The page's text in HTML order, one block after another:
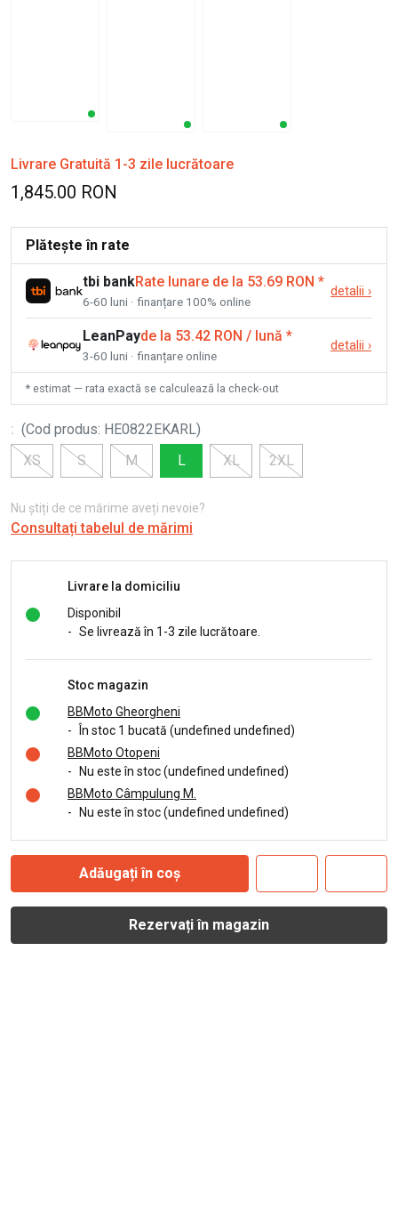
Livrare Gratuită 1-3 zile lucrătoare
1,845.00 RON
Plătește în rate
tbi bankRate lunare de la 53.69 RON *
6-60 luni · finanțare 100% online
detalii ›
LeanPayde la 53.42 RON / lună *
3-60 luni · finanțare online
detalii ›
* estimat — rata exactă se calculează la check-out
: (Cod produs: HE0822EKARL)
XS
S M L XL 2XL
Nu știți de ce mărime aveți nevoie?
Consultați tabelul de mărimi
Livrare la domiciliu
Disponibil
- Se livrează în 1-3 zile lucrătoare.
Stoc magazin
BBMoto Gheorgheni
-
În stoc 1 bucată (undefined undefined)
BBMoto Otopeni
-
Nu este în stoc (undefined undefined)
BBMoto Câmpulung M.
-
Nu este în stoc (undefined undefined)
Adăugați în coș
Rezervați în magazin